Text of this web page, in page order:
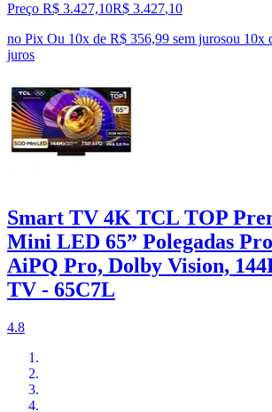
Preço R$ 3.427,10R$ 3.427,10
no Pix Ou 10x de R$ 356,99 sem jurosou 10x
juros
Smart TV 4K TCL TOP
Mini LED 65” Polegadas
AiPQ Pro, Dolby Vision,
TV - 65C7L
4.8